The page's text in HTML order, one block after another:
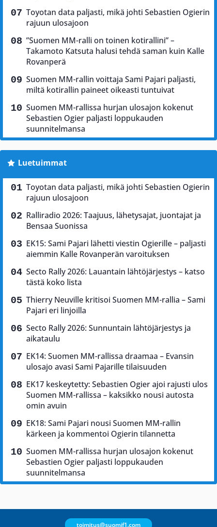
Toyotan data paljasti, mikä johti Sebastien Ogierin
rajuun ulosajoon
”Suomen MM-ralli on toinen kotirallini” –
Takamoto Katsuta halusi tehdä saman kuin Kalle
Rovanperä
Suomen MM-rallin voittaja Sami Pajari paljasti,
miltä kotirallin paineet oikeasti tuntuivat
Suomen MM-rallissa hurjan ulosajon kokenut
Sebastien Ogier paljasti loppukauden
suunnitelmansa
Luetuimmat
Toyotan data paljasti, mikä johti Sebastien Ogierin
rajuun ulosajoon
Ralliradio 2026: Taajuus, lähetysajat, juontajat ja
Bensaa Suonissa
EK15: Sami Pajari lähetti viestin Ogierille – paljasti
aiemmin Kalle Rovanperän varoituksen
Secto Rally 2026: Lauantain lähtöjärjestys – katso
tästä koko lista
Thierry Neuville kritisoi Suomen MM-rallia – Sami
Pajari eri linjoilla
Secto Rally 2026: Sunnuntain lähtöjärjestys ja
aikataulu
EK14: Suomen MM-rallissa draamaa – Evansin
ulosajo avasi Sami Pajarille tilaisuuden
EK17 keskeytetty: Sebastien Ogier ajoi rajusti ulos
Suomen MM-rallissa – kaksikko nousi autosta
omin avuin
EK18: Sami Pajari nousi Suomen MM-rallin
kärkeen ja kommentoi Ogierin tilannetta
Suomen MM-rallissa hurjan ulosajon kokenut
Sebastien Ogier paljasti loppukauden
suunnitelmansa
toimitus@suomif1.com